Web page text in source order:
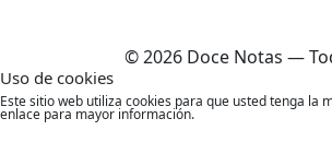
© 2026 Doce Notas —
Uso de cookies
Este sitio web utiliza cookies para que usted tenga la
enlace para mayor información.